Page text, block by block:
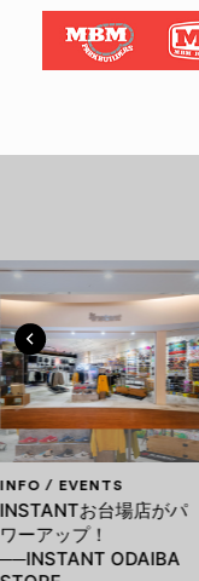
INFO / EVENTS
INSTANTお台場店がパ
ワーアップ！
──INSTANT ODAIBA